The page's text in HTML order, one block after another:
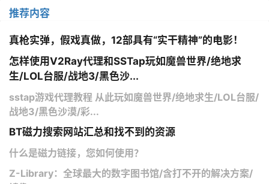
推荐内容
真枪实弹，假戏真做，12部具有“实干精神”的电影！
怎样使用V2Ray代理和SSTap玩如魔兽世界/绝地求
生/LOL台服/战地3/黑色沙...
sstap游戏代理教程 从此玩如魔兽世界/绝地求生/LOL台服/
战地3/黑色沙漠/彩...
BT磁力搜索网站汇总和找不到的资源
什么是磁力链接，您如何使用？
Z-Library：全球最大的数字图书馆/含打不开的解决方案/